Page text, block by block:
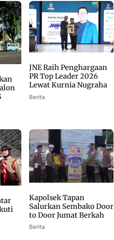
JNE Raih Penghargaan
PR Top Leader 2026
Lewat Kurnia Nugraha
Berita
Kapolsek Tapan
Salurkan Sembako Door
to Door Jumat Berkah
Berita